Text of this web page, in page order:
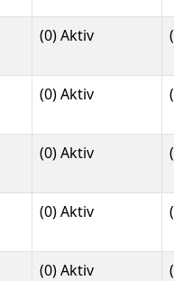
(0) Aktiv
(0) Aktiv
(0) Aktiv
(0) Aktiv
(0) Aktiv